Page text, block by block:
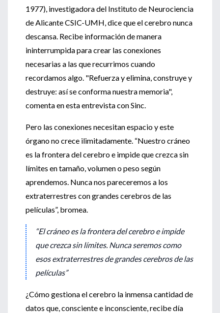
1977), investigadora del Instituto de Neurociencia
de Alicante CSIC-UMH, dice que el cerebro nunca
descansa. Recibe información de manera
ininterrumpida para crear las conexiones
necesarias a las que recurrimos cuando
recordamos algo. "Refuerza y elimina, construye y
destruye: así se conforma nuestra memoria",
comenta en esta entrevista con Sinc.
Pero las conexiones necesitan espacio y este
órgano no crece ilimitadamente. “Nuestro cráneo
es la frontera del cerebro e impide que crezca sin
límites en tamaño, volumen o peso según
aprendemos. Nunca nos pareceremos a los
extraterrestres con grandes cerebros de las
películas”, bromea.
“El cráneo es la frontera del cerebro e impide
que crezca sin límites. Nunca seremos como
esos extraterrestres de grandes cerebros de las
películas”
¿Cómo gestiona el cerebro la inmensa cantidad de
datos que, consciente e inconsciente, recibe día